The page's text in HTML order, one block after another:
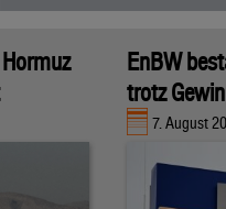
EnBW
trotz
7. August